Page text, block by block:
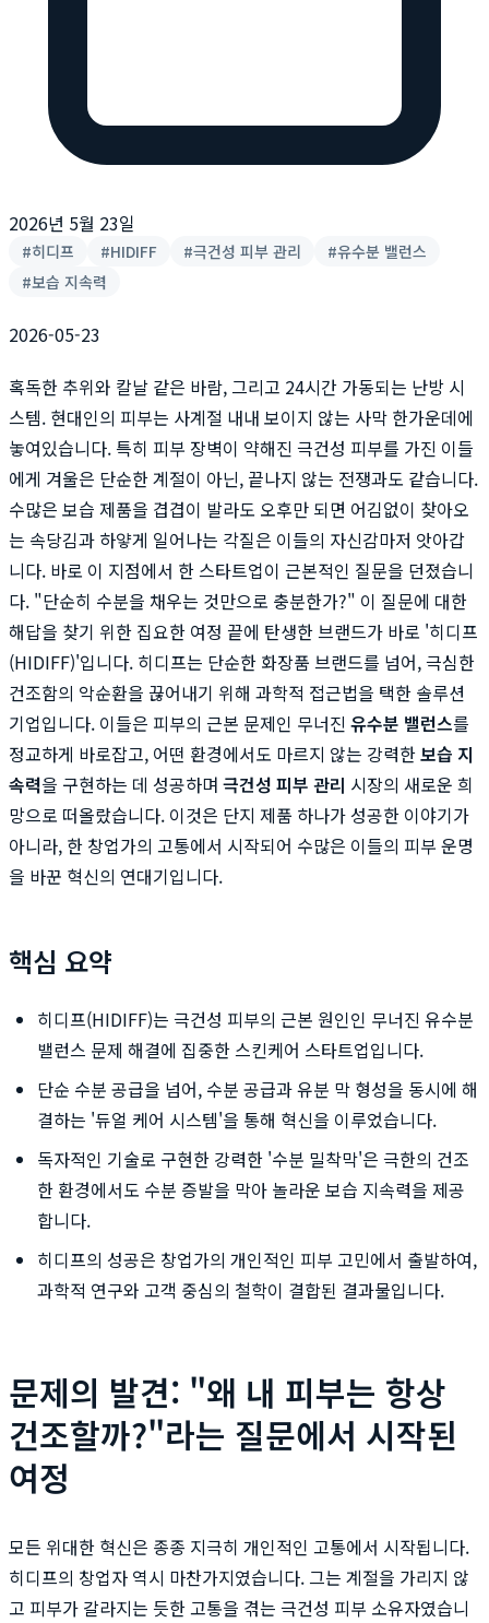
2026년 5월 23일
#히디프 #HIDIFF #극건성 피부 관리 #유수분 밸런스
#보습 지속력
2026-05-23
혹독한 추위와 칼날 같은 바람, 그리고 24시간 가동되는 난방 시
스템. 현대인의 피부는 사계절 내내 보이지 않는 사막 한가운데에
놓여있습니다. 특히 피부 장벽이 약해진 극건성 피부를 가진 이들
에게 겨울은 단순한 계절이 아닌, 끝나지 않는 전쟁과도 같습니다.
수많은 보습 제품을 겹겹이 발라도 오후만 되면 어김없이 찾아오
는 속당김과 하얗게 일어나는 각질은 이들의 자신감마저 앗아갑
니다. 바로 이 지점에서 한 스타트업이 근본적인 질문을 던졌습니
다. "단순히 수분을 채우는 것만으로 충분한가?" 이 질문에 대한
해답을 찾기 위한 집요한 여정 끝에 탄생한 브랜드가 바로 '히디프
(HIDIFF)'입니다. 히디프는 단순한 화장품 브랜드를 넘어, 극심한
건조함의 악순환을 끊어내기 위해 과학적 접근법을 택한 솔루션
기업입니다. 이들은 피부의 근본 문제인 무너진 유수분 밸런스를
정교하게 바로잡고, 어떤 환경에서도 마르지 않는 강력한보습 지
속력을 구현하는 데 성공하며 극건성 피부 관리 시장의 새로운 희
망으로 떠올랐습니다. 이것은 단지 제품 하나가 성공한 이야기가
아니라, 한 창업가의 고통에서 시작되어 수많은 이들의 피부 운명
을 바꾼 혁신의 연대기입니다.
핵심 요약
히디프(HIDIFF)는 극건성 피부의 근본 원인인 무너진 유수분
밸런스 문제 해결에 집중한 스킨케어 스타트업입니다.
단순 수분 공급을 넘어, 수분 공급과 유분 막 형성을 동시에 해
결하는 '듀얼 케어 시스템'을 통해 혁신을 이루었습니다.
독자적인 기술로 구현한 강력한 '수분 밀착막'은 극한의 건조
한 환경에서도 수분 증발을 막아 놀라운 보습 지속력을 제공
합니다.
히디프의 성공은 창업가의 개인적인 피부 고민에서 출발하여,
과학적 연구와 고객 중심의 철학이 결합된 결과물입니다.
문제의 발견: "왜 내 피부는 항상
건조할까?"라는 질문에서 시작된
여정
모든 위대한 혁신은 종종 지극히 개인적인 고통에서 시작됩니다.
히디프의 창업자 역시 마찬가지였습니다. 그는 계절을 가리지 않
고 피부가 갈라지는 듯한 고통을 겪는 극건성 피부 소유자였습니